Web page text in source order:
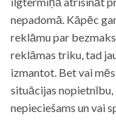
nepadomā. Kāpēc
reklāmu par
reklāmas triku, tad
izmantot. Bet vai
situācijas
nepieciešams un vai